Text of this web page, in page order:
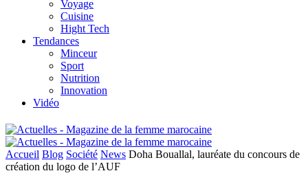
Voyage
Cuisine
Hight Tech
Tendances
Minceur
Sport
Nutrition
Innovation
Vidéo
Accueil Blog Société News Doha Bouallal, lauréate du concours de
création du logo de l’AUF